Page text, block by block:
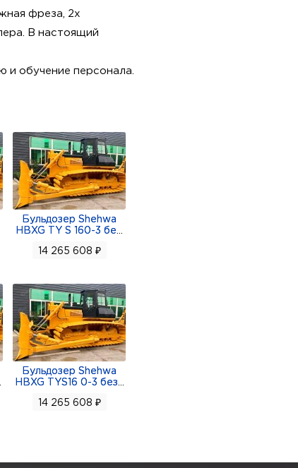
фреза, 2х
В настоящий
обучение персонала.
Бульдозер Shehwa
HBXG TY S 160-3 бе
14 265 608 ₽
Бульдозер Shehwa
HBXG TYS16 0-3 без
14 265 608 ₽